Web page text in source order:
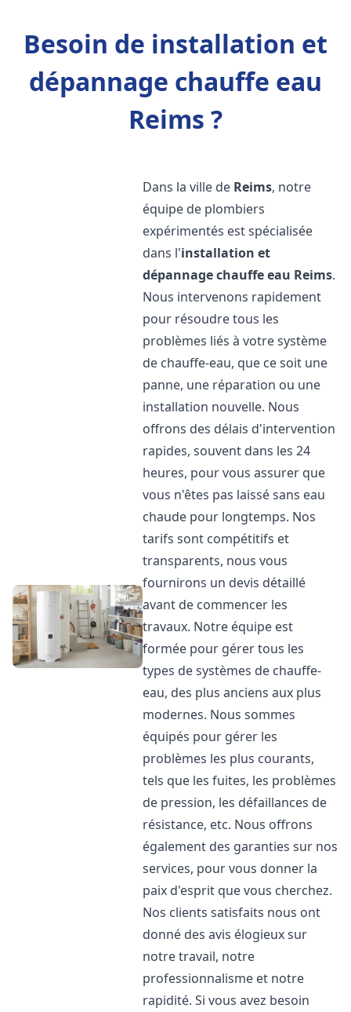
Besoin de installation et
dépannage chauffe eau
Reims ?
Dans la ville de Reims, notre
équipe de plombiers
expérimentés est spécialisée
dans l'installation et
dépannage chauffe eau Reims.
Nous intervenons rapidement
pour résoudre tous les
problèmes liés à votre système
de chauffe-eau, que ce soit une
panne, une réparation ou une
installation nouvelle. Nous
offrons des délais d'intervention
rapides, souvent dans les 24
heures, pour vous assurer que
vous n'êtes pas laissé sans eau
chaude pour longtemps. Nos
tarifs sont compétitifs et
transparents, nous vous
fournirons un devis détaillé
avant de commencer les
travaux. Notre équipe est
formée pour gérer tous les
types de systèmes de chauffe-
eau, des plus anciens aux plus
modernes. Nous sommes
équipés pour gérer les
problèmes les plus courants,
tels que les fuites, les problèmes
de pression, les défaillances de
résistance, etc. Nous offrons
également des garanties sur nos
services, pour vous donner la
paix d'esprit que vous cherchez.
Nos clients satisfaits nous ont
donné des avis élogieux sur
notre travail, notre
professionnalisme et notre
rapidité. Si vous avez besoin